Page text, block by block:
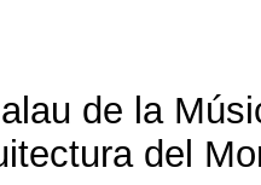
de la
del